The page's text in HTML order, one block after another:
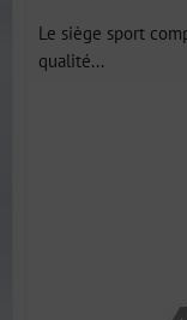
Le siège sport
qualité...